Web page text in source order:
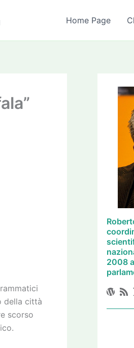
Home Page
della città
scorso
2008
c